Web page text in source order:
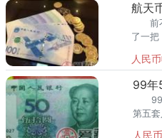
航天
前不
了一把
人民
99年
99年
第五
人民